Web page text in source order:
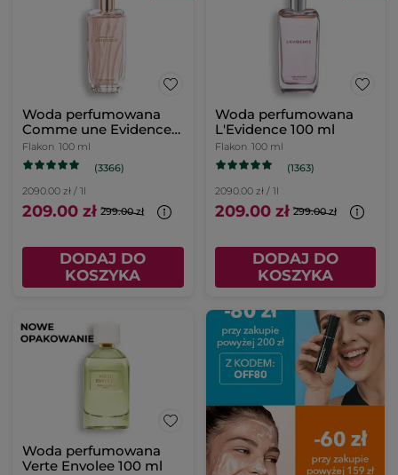
Woda perfumowana
Comme une Evidence
100 ml
Flakon 100 ml
(3366)
2090.00 zł / 1l
209.00 zł 299.00 zł
DODAJ DO
KOSZYKA
Woda perfumowana
L'Evidence 100 ml
Flakon 100 ml
(1363)
2090.00 zł / 1l
209.00 zł 299.00 zł
DODAJ DO
KOSZYKA
Woda perfumowana
Verte Envolee 100 ml